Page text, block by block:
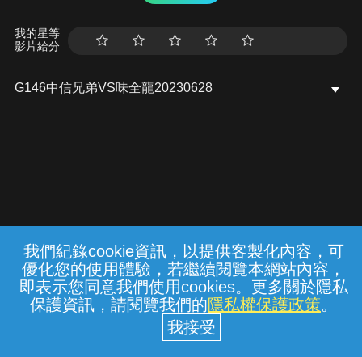
我們紀錄cookie資訊，以提供客製化內容，可
優化您的使用體驗，若繼續閱覽本網站內容，
即表示您同意我們使用cookies。更多關於隱私
保護資訊，請閱覽我們的隱私權保護政策。
我的星等
影片給分
G146中信兄弟VS味全龍20230628
常見問題 線上客服 服務條款 隱私權保護
中華電信股份有限公司個人家庭分公司
(統一編號：96979949) © 2026
{{notifyMsg}}